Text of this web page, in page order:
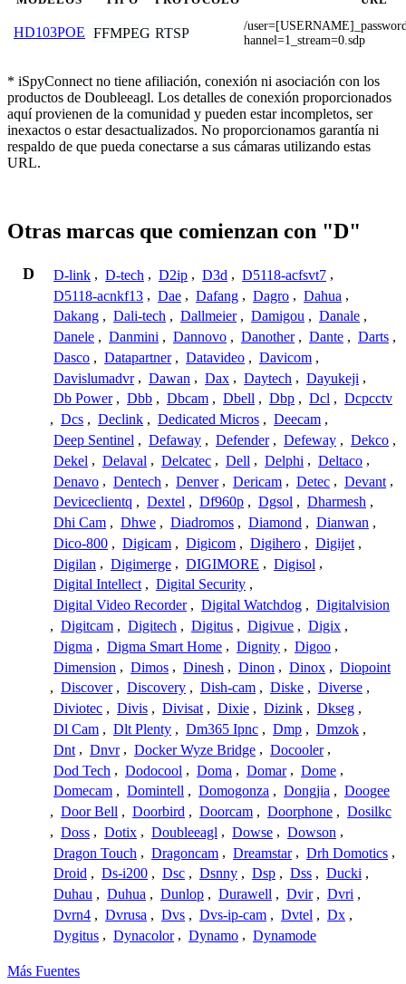
HD103POE FFMPEG RTSP
/
hannel=1_stream=0.sdp
* iSpyConnect no tiene afiliación, conexión ni asociación con los
productos de Doubleeagl. Los detalles de conexión proporcionados
aquí provienen de la comunidad y pueden estar incompletos, ser
inexactos o estar desactualizados. No proporcionamos garantía ni
respaldo de que pueda conectarse a sus cámaras utilizando estas
URL.
Otras marcas que comienzan con "D"
D D-link , D-tech , D2ip , D3d , D5118-acfsvt7 ,
D5118-acnkf13 , Dae , Dafang , Dagro , Dahua ,
Dakang , Dali-tech , Dallmeier , Damigou , Danale ,
Danele , Danmini , Dannovo , Danother , Dante , Darts ,
Dasco , Datapartner , Datavideo , Davicom ,
Davislumadvr , Dawan , Dax , Daytech , Dayukeji ,
Db Power , Dbb , Dbcam , Dbell , Dbp , Dcl , Dcpcctv
, Dcs , Declink , Dedicated Micros , Deecam ,
Deep Sentinel , Defaway , Defender , Defeway , Dekco ,
Dekel , Delaval , Delcatec , Dell , Delphi , Deltaco ,
Denavo , Dentech , Denver , Dericam , Detec , Devant ,
Deviceclientq , Dextel , Df960p , Dgsol , Dharmesh ,
Dhi Cam , Dhwe , Diadromos , Diamond , Dianwan ,
Dico-800 , Digicam , Digicom , Digihero , Digijet ,
Digilan , Digimerge , DIGIMORE , Digisol ,
Digital Intellect , Digital Security ,
Digital Video Recorder , Digital Watchdog , Digitalvision
, Digitcam , Digitech , Digitus , Digivue , Digix ,
Digma , Digma Smart Home , Dignity , Digoo ,
Dimension , Dimos , Dinesh , Dinon , Dinox , Diopoint
, Discover , Discovery , Dish-cam , Diske , Diverse ,
Diviotec , Divis , Divisat , Dixie , Dizink , Dkseg ,
Dl Cam , Dlt Plenty , Dm365 Ipnc , Dmp , Dmzok ,
Dnt , Dnvr , Docker Wyze Bridge , Docooler ,
Dod Tech , Dodocool , Doma , Domar , Dome ,
Domecam , Domintell , Domogonza , Dongjia , Doogee
, Door Bell , Doorbird , Doorcam , Doorphone , Dosilkc
, Doss , Dotix , Doubleeagl , Dowse , Dowson ,
Dragon Touch , Dragoncam , Dreamstar , Drh Domotics ,
Droid , Ds-i200 , Dsc , Dsnny , Dsp , Dss , Ducki ,
Duhau , Duhua , Dunlop , Durawell , Dvir , Dvri ,
Dvrn4 , Dvrusa , Dvs , Dvs-ip-cam , Dvtel , Dx ,
Dygitus , Dynacolor , Dynamo , Dynamode
Más Fuentes